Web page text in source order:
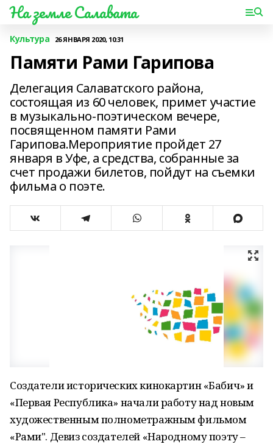
На земле Салавата
Культура 26 ЯНВАРЯ 2020, 10:31
Памяти Рами Гарипова
Делегация Салаватского района,
состоящая из 60 человек, примет участие
в музыкально-поэтическом вечере,
посвященном памяти Рами
Гарипова.Мероприятие пройдет 27
января в Уфе, а средства, собранные за
счет продажи билетов, пойдут на съемки
фильма о поэте.
Создатели исторических кинокартин «Бабич» и
«Первая Республика» начали работу над новым
художественным полнометражным фильмом
«Рами". Девиз создателей «Народному поэту –